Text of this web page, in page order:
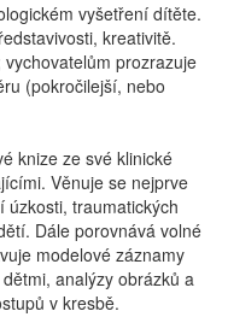
vyšetření dítěte.
kreativitě.
prozrazuje
(pokročilejší, nebo
knize ze své klinické
Věnuje se nejprve
úzkosti, traumatických
Dále porovnává volné
modelové záznamy
analýzy obrázků a
v kresbě.